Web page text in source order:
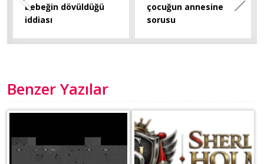
bebeğin dövüldüğü
iddiası
çocuğun annesine
sorusu
Benzer Yazılar